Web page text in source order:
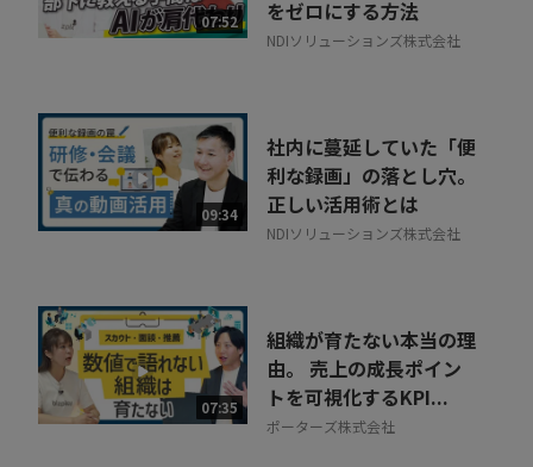
07:52
をゼロにする方法
NDIソリューションズ株式会社
09:34
社内に蔓延していた「便
利な録画」の落とし穴。
正しい活用術とは
NDIソリューションズ株式会社
07:35
組織が育たない本当の理
由。 売上の成長ポイン
トを可視化するKPI...
ポーターズ株式会社